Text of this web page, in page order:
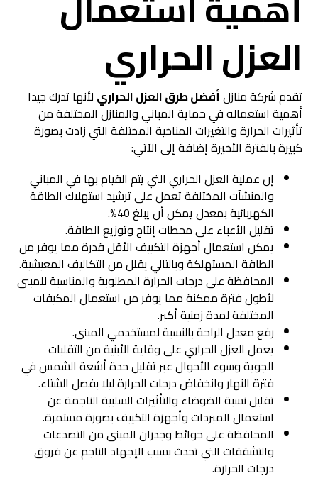
العزل الحراري
تقدم شركة منازلأفضل طرق العزل الحراري لأنها تدرك جيدا
أهمية استعماله في حماية المباني والمنازل المختلفة من
تأثيرات الحرارة والتغيرات المناخية المختلفة التي زادت بصورة
كبيرة بالفترة الأخيرة إضافة إلى الآتي:
إن عملية العزل الحراري التي يتم القيام بها في المباني
والمنشآت المختلفة تعمل على ترشيد استهلاك الطاقة
الكهربائية بمعدل يمكن أن يبلغ 40%.
تقليل الأعباء على محطات إنتاج وتوزيع الطاقة.
يمكن استعمال أجهزة التكييف الأقل قدرة مما يوفر من
الطاقة المستهلكة وبالتالي يقلل من التكاليف المعيشية.
المحافظة على درجات الحرارة المطلوبة والمناسبة للمبنى
لأطول فترة ممكنة مما يوفر من استعمال المكيفات
المختلفة لمدة زمنية أكبر.
رفع معدل الراحة بالنسبة لمستخدمي المبنى.
يعمل العزل الحراري على وقاية الأبنية من التقلبات
الجوية وسوء الأحوال عبر تقليل حدة أشعة الشمس في
فترة النهار وانخفاض درجات الحرارة ليلا بفصل الشتاء.
تقليل نسبة الضوضاء والتأثيرات السلبية الناجمة عن
استعمال المبردات وأجهزة التكييف بصورة مستمرة.
المحافظة على حوائط وجدران المبنى من التصدعات
والتشققات التي تحدث بسبب الإجهاد الناجم عن فروق
درجات الحرارة.